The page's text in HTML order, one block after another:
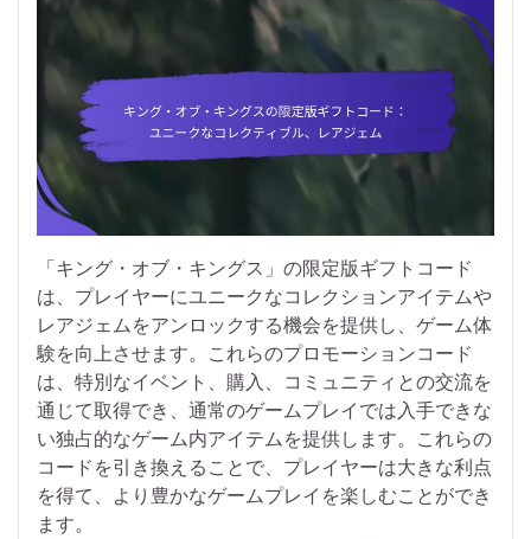
「キング・オブ・キングス」の限定版ギフトコード
は、プレイヤーにユニークなコレクションアイテムや
レアジェムをアンロックする機会を提供し、ゲーム体
験を向上させます。これらのプロモーションコード
は、特別なイベント、購入、コミュニティとの交流を
通じて取得でき、通常のゲームプレイでは入手できな
い独占的なゲーム内アイテムを提供します。これらの
コードを引き換えることで、プレイヤーは大きな利点
を得て、より豊かなゲームプレイを楽しむことができ
ます。